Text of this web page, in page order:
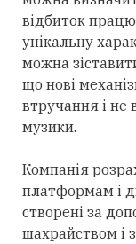
відбиток
унікальну
можна
що нові
втручання і не
музики.
Компанія
платформам і
створені за
шахрайством і